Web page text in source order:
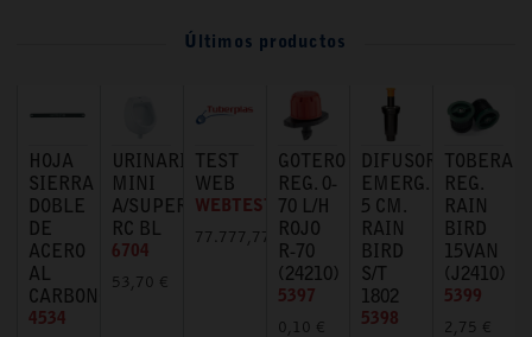
Últimos productos
HOJA
SIERRA
DOBLE
DE
ACERO
AL
CARBONO
4534
URINARIO
MINI
A/SUPERIOR
RC BL
6704
53,70 €
TEST
WEB
WEBTEST
77.777,77 €
GOTERO
REG. 0-
70 L/H
ROJO
R-70
(24210)
5397
0,10 €
DIFUSOR
EMERG.
5 CM.
RAIN
BIRD
S/T
1802
5398
TOBERA
REG.
RAIN
BIRD
15VAN
(J2410)
5399
2,75 €